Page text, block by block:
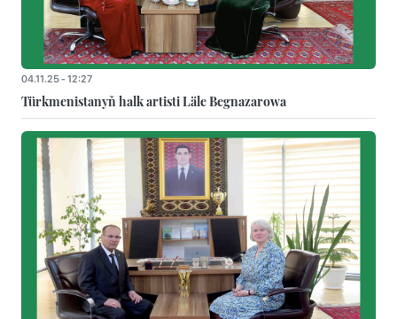
04.11.25 - 12:27
Türkmenistanyň halk artisti Läle Begnazarowa